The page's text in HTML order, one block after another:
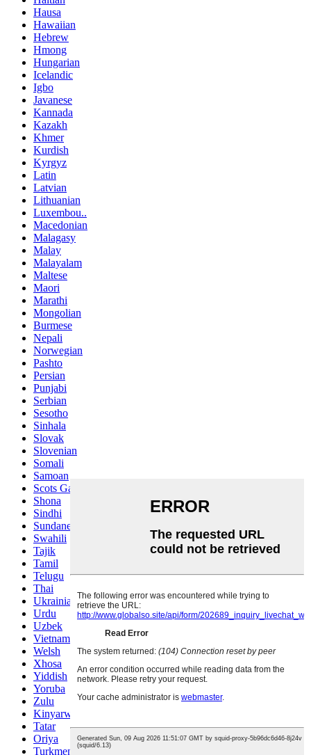
Hausa
Hawaiian
Hebrew
Hmong
Hungarian
Icelandic
Igbo
Javanese
Kannada
Kazakh
Khmer
Kurdish
Kyrgyz
Latin
Latvian
Lithuanian
Luxembou..
Macedonian
Malagasy
Malay
Malayalam
Maltese
Maori
Marathi
Mongolian
Burmese
Nepali
Norwegian
Pashto
Persian
Punjabi
Serbian
Sesotho
Sinhala
Slovak
Slovenian
Somali
Samoan
Scots Gaelic
Shona
Sindhi
Sundanese
Swahili
Tajik
Tamil
Telugu
Thai
Ukrainian
Urdu
Uzbek
Vietnamese
Welsh
Xhosa
Yiddish
Yoruba
Zulu
Kinyarwanda
Tatar
Oriya
Turkmen